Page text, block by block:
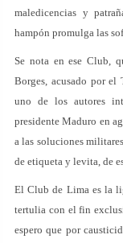
maledicencias y
hampón promulga las
Se nota en ese Club,
Borges, acusado por el
uno de los autores
presidente Maduro en
a las soluciones
de etiqueta y levita, de
El Club de Lima es la
tertulia con el fin
espero que por